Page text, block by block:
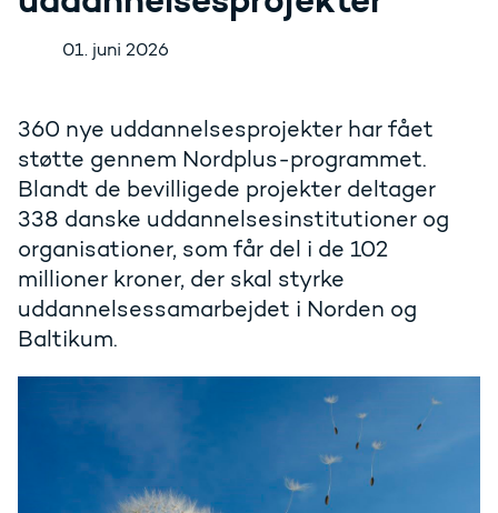
01. juni 2026
360 nye uddannelsesprojekter har fået
støtte gennem Nordplus-programmet.
Blandt de bevilligede projekter deltager
338 danske uddannelsesinstitutioner og
organisationer, som får del i de 102
millioner kroner, der skal styrke
uddannelsessamarbejdet i Norden og
Baltikum.